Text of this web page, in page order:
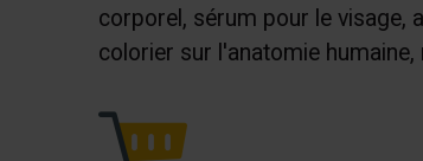
corporel, sérum pour le visage,
colorier sur l'anatomie